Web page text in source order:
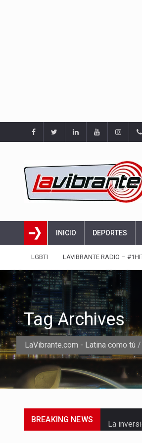
INICIO DEPORTES
LGBTI LAVIBRANTE RADIO –
LaVibrante.com - Latina como tú /
Tag Archives
BREAKING NEWS La